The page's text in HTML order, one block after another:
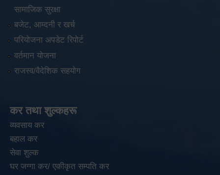
सामाजिक सुरक्षा
बजेट, आम्दनी र खर्च
परियोजना अपडेट रिपोर्ट
वर्तमान योजना
राजस्व/वैदेशिक सहयोग
कर तथा शुल्कहरू
व्यवसाय कर
बहाल कर
सेवा शुल्क
घर जग्गा कर/ एकीकृत सम्पति कर